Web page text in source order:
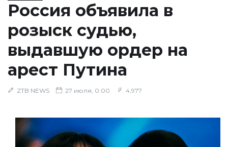
Россия объявила в
розыск судью,
выдавшую ордер на
арест Путина
ZTB NEWS 27 июля, 0:00 4,977